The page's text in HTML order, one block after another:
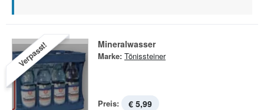
Verpasst! Mineralwasser
Marke: Tönissteiner
Preis: € 5,99